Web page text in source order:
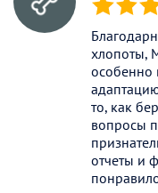
(*) (*) (*)
хлопоты,
особенно
то, как
вопросы
отчеты и